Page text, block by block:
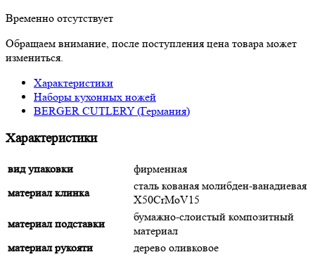
Временно отсутствует
Обращаем внимание, после поступления цена товара может
измениться.
Характеристики
Наборы кухонных ножей
BERGER CUTLERY (Германия)
Характеристики
вид упаковки
фирменная
материал клинка
сталь кованая молибден-ванадиевая
X50CrMoV15
материал подставки
бумажно-слоистый композитный
материал
материал рукояти
дерево оливковое